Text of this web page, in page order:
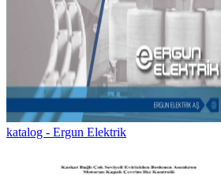
katalog - Ergun Elektrik